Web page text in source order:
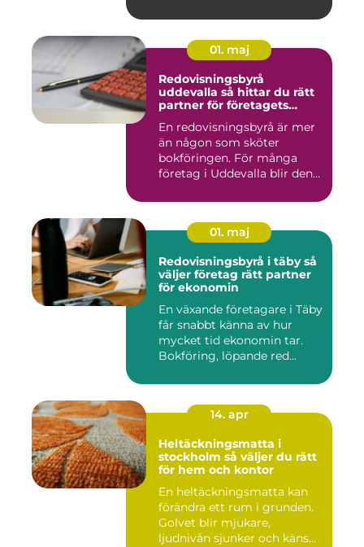
01. maj
Redovisningsbyrå
uddevalla så hittar du rätt
partner för företagets
En redovisningsbyrå är mer
än någon som sköter
bokföringen. För många
företag i Uddevalla blir den
01. maj
Redovisningsbyrå i täby så
väljer företag rätt partner
för ekonomin
En växande företagare i Täby
får snabbt känna av hur
mycket tid ekonomin tar.
Bokföring, löpande red...
14. apr
Heltäckningsmatta i
stockholm så väljer du rätt
för hem och kontor
En heltäckningsmatta kan
förändra ett rum i grunden.
Golvet blir mjukare,
ljudnivån sjunker och käns...